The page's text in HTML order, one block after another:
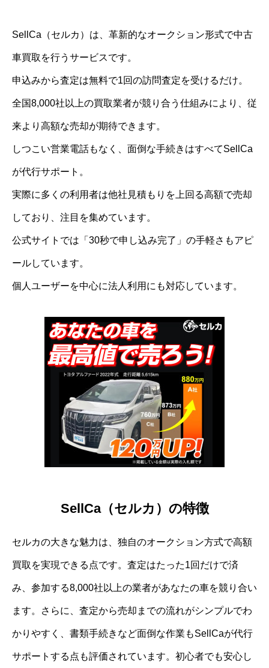
SellCa（セルカ）は、革新的なオークション形式で中古
車買取を行うサービスです。
申込みから査定は無料で1回の訪問査定を受けるだけ。
全国8,000社以上の買取業者が競り合う仕組みにより、従
来より高額な売却が期待できます。
しつこい営業電話もなく、面倒な手続きはすべてSellCa
が代行サポート。
実際に多くの利用者は他社見積もりを上回る高額で売却
しており、注目を集めています。
公式サイトでは「30秒で申し込み完了」の手軽さもアピ
ールしています。
個人ユーザーを中心に法人利用にも対応しています。
SellCa（セルカ）の特徴
セルカの大きな魅力は、独自のオークション方式で高額
買取を実現できる点です。査定はたった1回だけで済
み、参加する8,000社以上の業者があなたの車を競り合い
ます。さらに、査定から売却までの流れがシンプルでわ
かりやすく、書類手続きなど面倒な作業もSellCaが代行
サポートする点も評価されています。初心者でも安心し